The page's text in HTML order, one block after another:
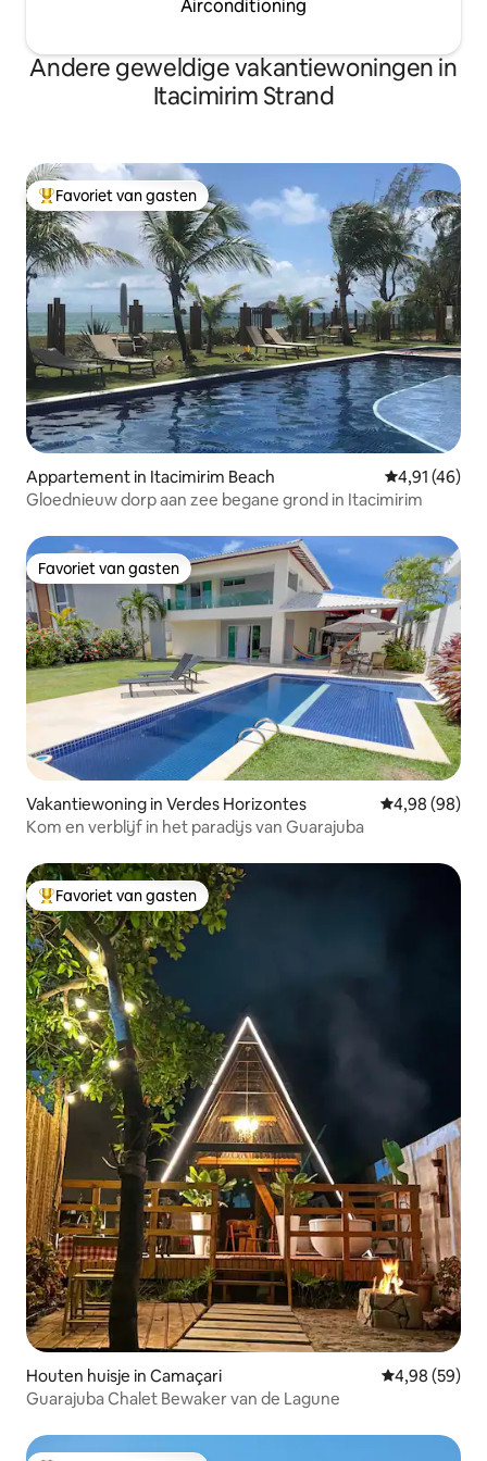
Airconditioning
Andere geweldige vakantiewoningen in
Itacimirim Strand
Topfavoriet van gasten
Favoriet van gasten
Appartement in Itacimirim Beach Gemiddelde
4,91 (46)
Gloednieuw dorp aan zee begane grond in Itacimirim
Favoriet van gasten
Favoriet van gasten
Vakantiewoning in Verdes Horizontes Gemiddelde
4,98 (98)
Kom en verblijf in het paradijs van Guarajuba
Topfavoriet van gasten
Favoriet van gasten
Houten huisje in Camaçari Gemiddelde
4,98 (59)
Guarajuba Chalet Bewaker van de Lagune